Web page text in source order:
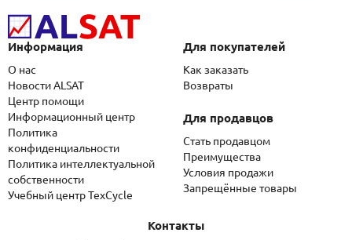
Информация
О нас
Новости ALSAT
Центр помощи
Информационный центр
Политика
конфиденциальности
Политика интеллектуальной
собственности
Учебный центр TexCycle
Для покупателей
Как заказать
Возвраты
Для продавцов
Стать продавцом
Преимущества
Условия продажи
Запрещённые товары
Контакты